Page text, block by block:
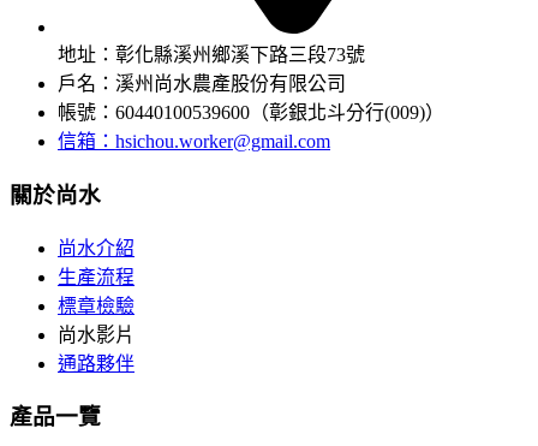
地址：彰化縣溪州鄉溪下路三段73號
戶名：溪州尚水農產股份有限公司
帳號：60440100539600（彰銀北斗分行(009)）
信箱： hsichou.worker@gmail.com
關於尚水
尚水介紹
生產流程
標章檢驗
尚水影片
通路夥伴
產品一覽